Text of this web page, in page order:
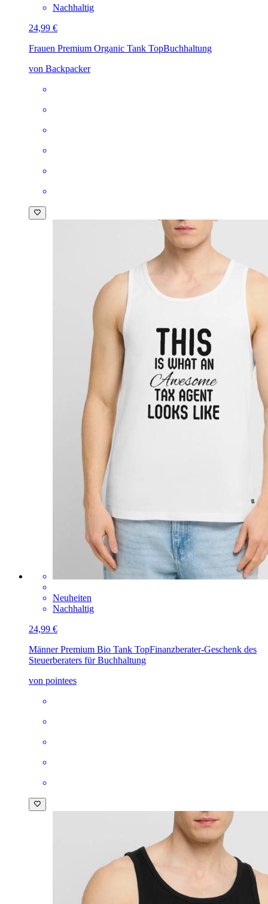
Nachhaltig
24,99 €
Frauen Premium Organic Tank TopBuchhaltung
von Backpacker
Neuheiten
Nachhaltig
24,99 €
Männer Premium Bio Tank TopFinanzberater-Geschenk des
Steuerberaters für Buchhaltung
von pointees